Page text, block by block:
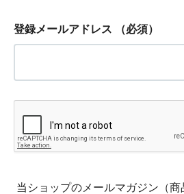
登録メールアドレス （必須）
当ショップのメールマガジン（